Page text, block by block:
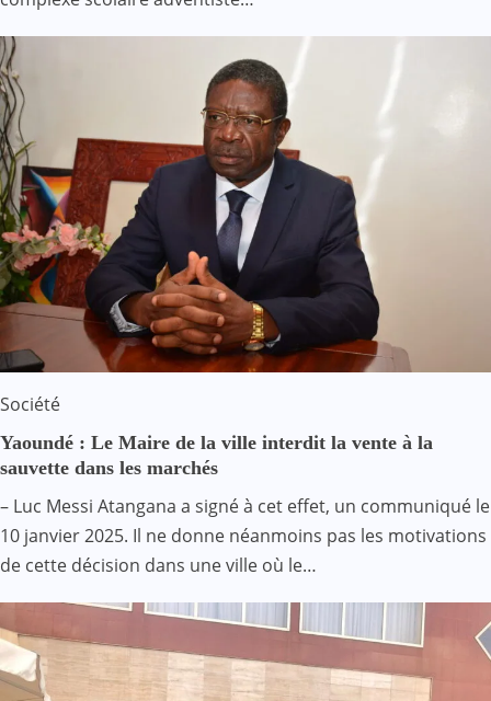
Société
Yaoundé : Le Maire de la ville interdit la vente à la
sauvette dans les marchés
– Luc Messi Atangana a signé à cet effet, un communiqué le
10 janvier 2025. Il ne donne néanmoins pas les motivations
de cette décision dans une ville où le…